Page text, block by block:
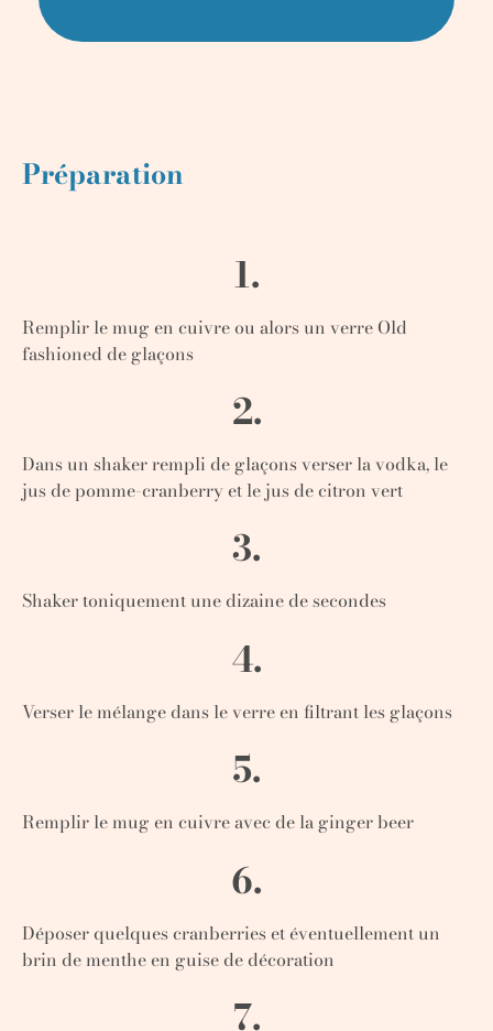
Préparation
1.
Remplir le mug en cuivre ou alors un verre Old
fashioned de glaçons
2.
Dans un shaker rempli de glaçons verser la vodka, le
jus de pomme-cranberry et le jus de citron vert
3.
Shaker toniquement une dizaine de secondes
4.
Verser le mélange dans le verre en filtrant les glaçons
5.
Remplir le mug en cuivre avec de la ginger beer
6.
Déposer quelques cranberries et éventuellement un
brin de menthe en guise de décoration
7.